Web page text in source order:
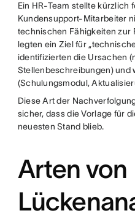
Ein HR-Team stellte kürzlich
Kundensupport-Mitarbeiter
technischen Fähigkeiten zur
legten ein Ziel für
identifizierten die Ursachen
Stellenbeschreibungen) und
(Schulungsmodul,
Diese Art der
sicher, dass die Vorlage für
neuesten Stand blieb.
Arten von